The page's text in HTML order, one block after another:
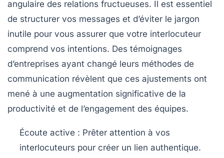
angulaire des relations fructueuses. Il est essentiel
de structurer vos messages et d’éviter le jargon
inutile pour vous assurer que votre interlocuteur
comprend vos intentions. Des témoignages
d’entreprises ayant changé leurs méthodes de
communication révèlent que ces ajustements ont
mené à une augmentation significative de la
productivité et de l’engagement des équipes.
Écoute active : Prêter attention à vos
interlocuteurs pour créer un lien authentique.